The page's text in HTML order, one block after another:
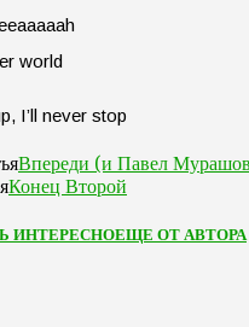
world
I’ll never stop
Впереди (и Павел
Конец Второй
ИНТЕРЕСНОЕЩЕ ОТ АВТОРА